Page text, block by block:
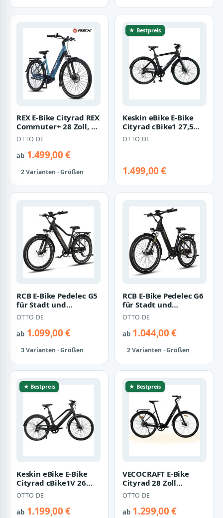
REX E-Bike Cityrad REX
Commuter+ 28 Zoll, 70
Nm Mittelmotor,
Shimano N…
OTTO DE
ab1.499,00 €
2 Varianten · Größen
★ Bestpreis
Keskin eBike E-Bike
Cityrad cBike1 27,5
Zoll E-Bike Pedelec mit
Premiu…
OTTO DE
1.499,00 €
RCB E-Bike Pedelec G5
für Stadt und
Gelände,27,5Zoll
Herren Elektrofah…
OTTO DE
ab1.099,00 €
3 Varianten · Größen
RCB E-Bike Pedelec G6
für Stadt und
Gelände,27,5 Zoll
Damen Elektrofah…
OTTO DE
ab1.044,00 €
2 Varianten · Größen
★ Bestpreis
Keskin eBike E-Bike
Cityrad cBike1V 26
Zoll E-Bike Pedelec mit
Mobile-…
OTTO DE
ab1.199,00 €
★ Bestpreis
VECOCRAFT E-Bike
Cityrad 28 Zoll
Pedelec intelligenter
Unterstützungss…
OTTO DE
ab1.299,00 €